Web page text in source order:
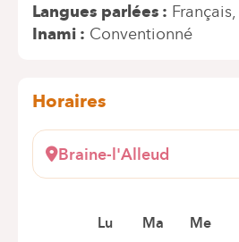
Langues parlées
Français
Inami
Conventionné
Horaires
Braine-l'Alleud
Wayez, 35
Prendre rendez-vous en ligne
Lu Ma Me